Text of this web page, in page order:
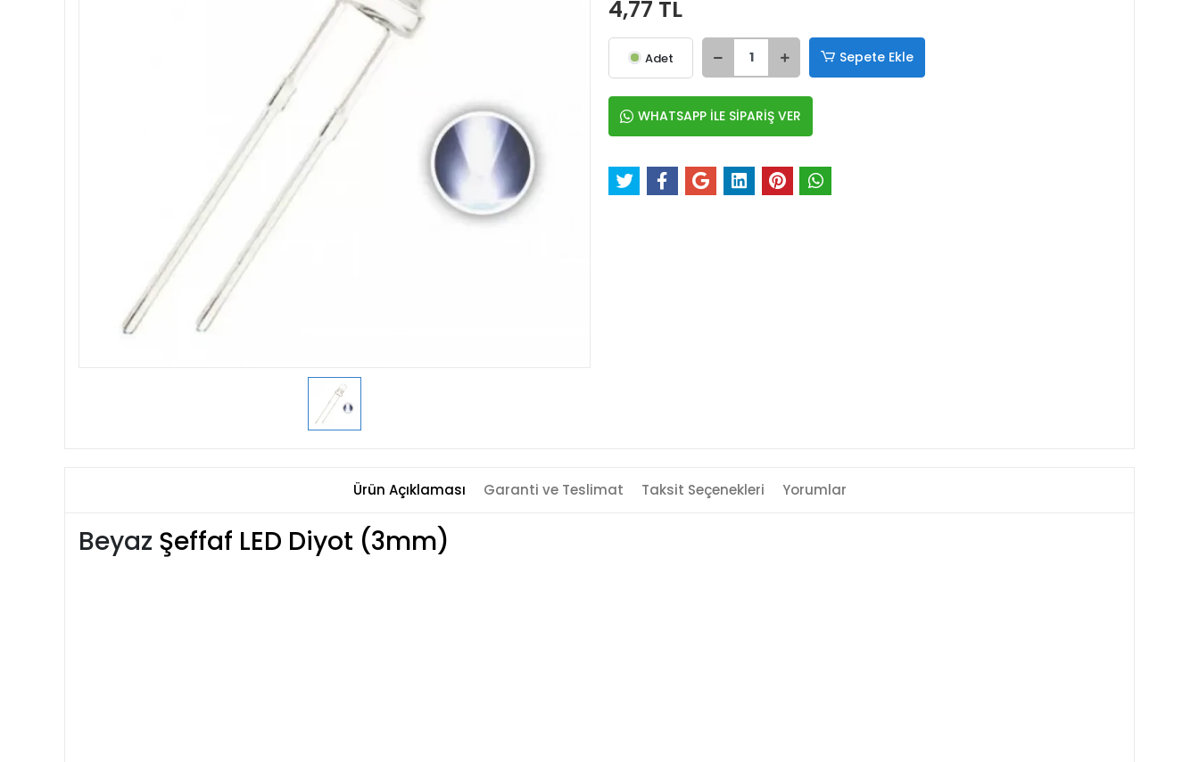
4,77 TL
Adet Sepete Ekle
WHATSAPP İLE SİPARİŞ VER
Ürün Açıklaması Garanti ve Teslimat Taksit Seçenekleri Yorumlar
Beyaz Şeffaf LED Diyot (3mm)